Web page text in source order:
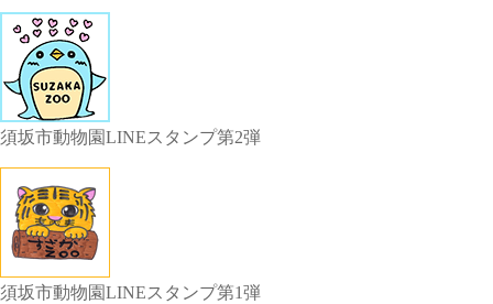
須坂市動物園LINEスタンプ第2弾
須坂市動物園LINEスタンプ第1弾